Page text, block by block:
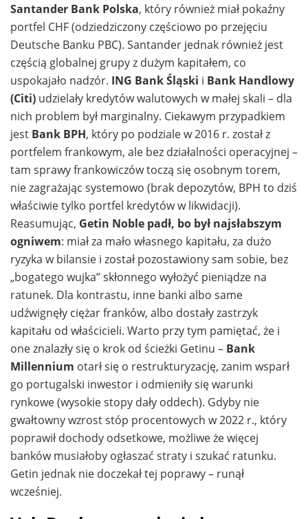
Santander Bank Polska, który również miał pokaźny
portfel CHF (odziedziczony częściowo po przejęciu
Deutsche Banku PBC). Santander jednak również jest
częścią globalnej grupy z dużym kapitałem, co
uspokajało nadzór. ING Bank Śląski i Bank Handlowy
(Citi) udzielały kredytów walutowych w małej skali – dla
nich problem był marginalny. Ciekawym przypadkiem
jest Bank BPH, który po podziale w 2016 r. został z
portfelem frankowym, ale bez działalności operacyjnej –
tam sprawy frankowiczów toczą się osobnym torem,
nie zagrażając systemowo (brak depozytów, BPH to dziś
właściwie tylko portfel kredytów w likwidacji).
Reasumując, Getin Noble padł, bo był najsłabszym
ogniwem: miał za mało własnego kapitału, za dużo
ryzyka w bilansie i został pozostawiony sam sobie, bez
„bogatego wujka” skłonnego wyłożyć pieniądze na
ratunek. Dla kontrastu, inne banki albo same
udźwignęły ciężar franków, albo dostały zastrzyk
kapitału od właścicieli. Warto przy tym pamiętać, że i
one znalazły się o krok od ścieżki Getinu – Bank
Millennium otarł się o restrukturyzację, zanim wsparł
go portugalski inwestor i odmieniły się warunki
rynkowe (wysokie stopy dały oddech). Gdyby nie
gwałtowny wzrost stóp procentowych w 2022 r., który
poprawił dochody odsetkowe, możliwe że więcej
banków musiałoby ogłaszać straty i szukać ratunku.
Getin jednak nie doczekał tej poprawy – runął
wcześniej.